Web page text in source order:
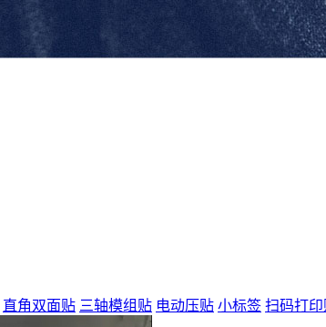
直角双面贴 三轴模组贴 电动压贴 小标签 扫码打